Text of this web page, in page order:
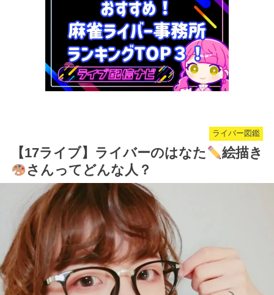
ライバー図鑑
【17ライブ】ライバーのはなた
絵描き
さんってどんな人？